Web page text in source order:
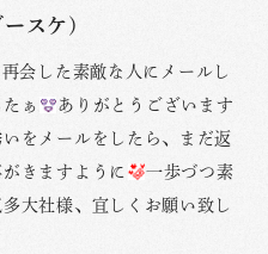
スケ)
会した素敵な人にメールし
ぁ
ありがとうございます
をメールをしたら、まだ返
きますように
一歩づつ素
多大社様、宜しくお願い致し